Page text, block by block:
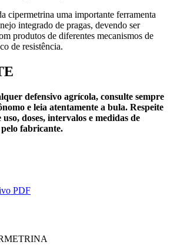
cipermetrina uma importante ferramenta
integrado de pragas, devendo ser
produtos de diferentes mecanismos de
de resistência.
defensivo agrícola, consulte sempre
e leia atentamente a bula. Respeite
uso, doses, intervalos e medidas de
fabricante.
PDF